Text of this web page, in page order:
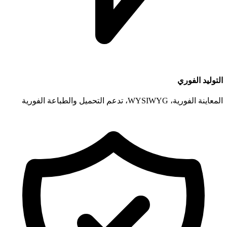
التوليد الفوري
المعاينة الفورية، WYSIWYG، تدعم التحميل والطباعة الفورية